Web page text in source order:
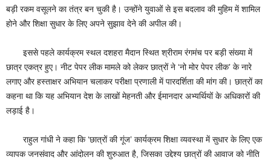
बड़ी रकम वसूलने का तंत्र बन चुकी है। उन्होंने युवाओं से इस बदलाव की मुहिम में शामिल
होने और शिक्षा सुधार के लिए अपने सुझाव देने की अपील की।
इससे पहले कार्यक्रम स्थल दशहरा मैदान स्थित श्रीराम रंगमंच पर बड़ी संख्या में
छात्र एकत्र हुए। नीट पेपर लीक मामले को लेकर छात्रों ने ‘नो मोर पेपर लीक’ के नारे
लगाए और हस्ताक्षर अभियान चलाकर परीक्षा प्रणाली में पारदर्शिता की मांग की। छात्रों का
कहना था कि यह अभियान देश के लाखों मेहनती और ईमानदार अभ्यर्थियों के अधिकारों की
लड़ाई है।
राहुल गांधी ने कहा कि ‘छात्रों की गूंज’ कार्यक्रम शिक्षा व्यवस्था में सुधार के लिए एक
व्यापक जनसंवाद और आंदोलन की शुरुआत है, जिसका उद्देश्य छात्रों की आवाज को नीति